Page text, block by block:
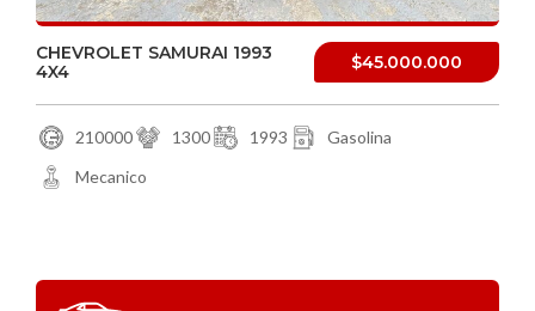
CHEVROLET SAMURAI 1993
4X4
$45.000.000
210000 1300 1993
Gasolina
Mecanico